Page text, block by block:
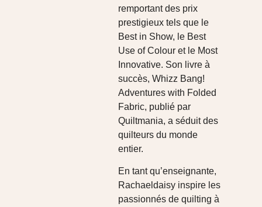
remportant des prix
prestigieux tels que le
Best in Show, le Best
Use of Colour et le Most
Innovative. Son livre à
succès, Whizz Bang!
Adventures with Folded
Fabric, publié par
Quiltmania, a séduit des
quilteurs du monde
entier.
En tant qu’enseignante,
Rachaeldaisy inspire les
passionnés de quilting à